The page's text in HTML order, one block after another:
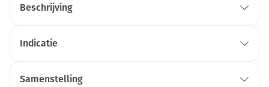
Beschrijving
Indicatie
Samenstelling